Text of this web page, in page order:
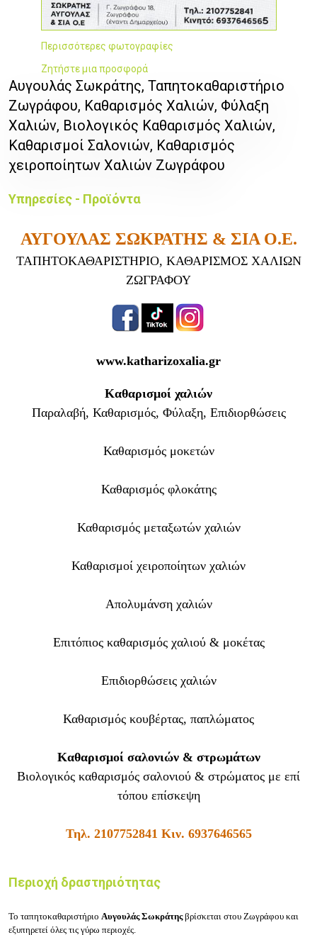
Περισσότερες φωτογραφίες
Ζητήστε μια προσφορά
Αυγουλάς Σωκράτης, Ταπητοκαθαριστήριo
Ζωγράφου, Καθαρισμός Χαλιών, Φύλαξη
Χαλιών, Βιολογικός Καθαρισμός Χαλιών,
Καθαρισμοί Σαλονιών, Καθαρισμός
χειροποίητων Χαλιών Ζωγράφου
Υπηρεσίες - Προϊόντα
ΑΥΓΟΥΛΑΣ ΣΩΚΡΑΤΗΣ & ΣΙΑ Ο.Ε.
ΤΑΠΗΤΟΚΑΘΑΡΙΣΤΗΡΙΟ, ΚΑΘΑΡΙΣΜΟΣ ΧΑΛΙΩΝ
ΖΩΓΡΑΦΟΥ
www.katharizoxalia.gr
Καθαρισμοί χαλιών
Παραλαβή, Καθαρισμός, Φύλαξη, Επιδιορθώσεις
Καθαρισμός μοκετών
Καθαρισμός φλοκάτης
Καθαρισμός μεταξωτών χαλιών
Καθαρισμοί χειροποίητων χαλιών
Απολυμάνση χαλιών
Επιτόπιος καθαρισμός χαλιού & μοκέτας
Επιδιορθώσεις χαλιών
Καθαρισμός κουβέρτας, παπλώματος
Καθαρισμοί σαλονιών & στρωμάτων
Βιολογικός καθαρισμός σαλονιού & στρώματος με επί
τόπου επίσκεψη
Τηλ. 2107752841 Κιν. 6937646565
Περιοχή δραστηριότητας
Το ταπητοκαθαριστήριο ΑυγουλάςΣωκράτης βρίσκεται στου Ζωγράφου και
εξυπηρετεί όλες τις γύρω περιοχές.